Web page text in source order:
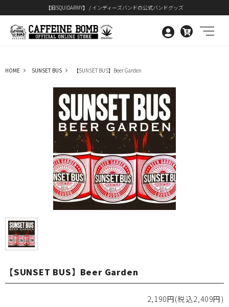
【旧SQUIDARMY】 / インディーズバンドの公式バンドグッズ
0
HOME SUNSET BUS 【SUNSET BUS】Beer Garden
【SUNSET BUS】Beer Garden
2,190円(税込2,409円)